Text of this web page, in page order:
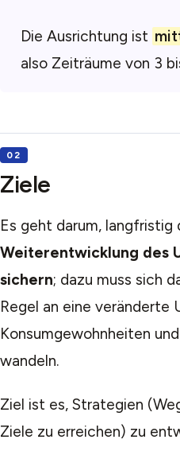
Die Ausrichtung ist
also Zeiträume von 3
Ziele
Es geht darum, langfristig
Weiterentwicklung des
sichern; dazu muss sich
Regel an eine veränderte
Konsumgewohnheiten
wandeln.
Ziel ist es, Strategien
Ziele zu erreichen) zu